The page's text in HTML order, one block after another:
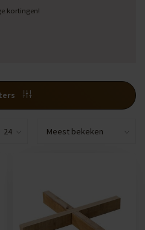
kortingen!